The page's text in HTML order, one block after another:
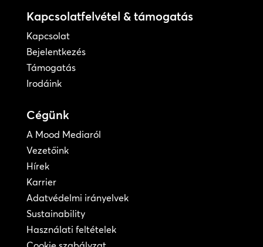
Kapcsolatfelvétel & támogatás
Kapcsolat
Bejelentkezés
Támogatás
Irodáink
Cégünk
A Mood Mediaról
Vezetőink
Hírek
Karrier
Adatvédelmi irányelvek
Sustainability
Használati feltételek